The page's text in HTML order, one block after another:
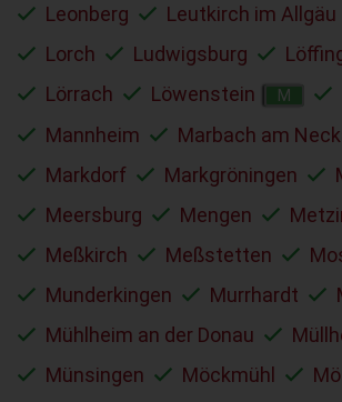
Leonberg
Leutkirch im Allgäu
Lorch
Ludwigsburg
Lörrach
Löwenstein M
Mannheim
Marbach am
Markdorf
Markgröningen
Meersburg
Mengen
Meßkirch
Meßstetten
Munderkingen
Murrhardt
Mühlheim an der Donau
Münsingen
Möckmühl